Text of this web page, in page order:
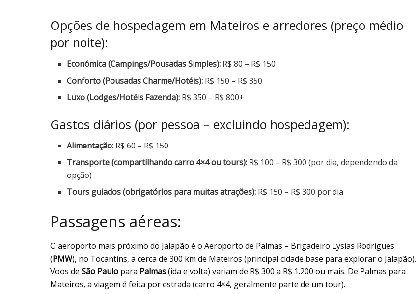
Opções de hospedagem em Mateiros e arredores (preço médio
por noite):
Económica (Campings/Pousadas Simples): R$ 80 – R$ 150
Conforto (Pousadas Charme/Hotéis): R$ 150 – R$ 350
Luxo (Lodges/Hotéis Fazenda): R$ 350 – R$ 800+
Gastos diários (por pessoa – excluindo hospedagem):
Alimentação: R$ 60 – R$ 150
Transporte (compartilhando carro 4×4 ou tours): R$ 100 – R$ 300 (por dia, dependendo da
opção)
Tours guiados (obrigatórios para muitas atrações): R$ 150 – R$ 300 por dia
Passagens aéreas:
O aeroporto mais próximo do Jalapão é o Aeroporto de Palmas – Brigadeiro Lysias Rodrigues
(PMW), no Tocantins, a cerca de 300 km de Mateiros (principal cidade base para explorar o Jalapão).
Voos de São Paulo para Palmas(ida e volta) variam de R$ 300 a R$ 1.200 ou mais. De Palmas para
Mateiros, a viagem é feita por estrada (carro 4×4, geralmente parte de um tour).